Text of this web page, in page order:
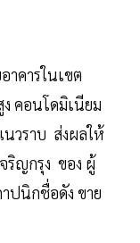
คารในเขต
คอนโดมิเนียม
วราบ ส่งผลให้
ริญกรุง ของ ผู้
าปนิกชื่อดัง ขาย